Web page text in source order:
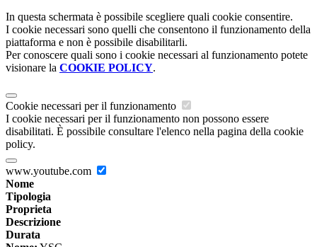
In questa schermata è possibile scegliere quali cookie consentire.
I cookie necessari sono quelli che consentono il funzionamento della
piattaforma e non è possibile disabilitarli.
Per conoscere quali sono i cookie necessari al funzionamento potete
visionare la COOKIE POLICY.
Cookie necessari per il funzionamento
I cookie necessari per il funzionamento non possono essere
disabilitati. È possibile consultare l'elenco nella pagina della cookie
policy.
www.youtube.com
Nome
Tipologia
Proprieta
Descrizione
Durata